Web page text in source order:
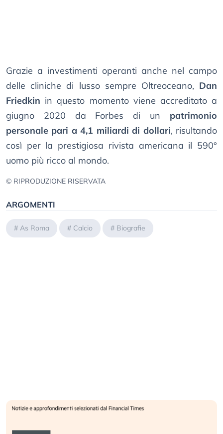
Grazie a investimenti operanti anche nel campo
delle cliniche di lusso sempre Oltreoceano, Dan
Friedkin in questo momento viene accreditato a
giugno 2020 da Forbes di un patrimonio
personale pari a 4,1 miliardi di dollari, risultando
così per la prestigiosa rivista americana il 590°
uomo più ricco al mondo.
© RIPRODUZIONE RISERVATA
ARGOMENTI
# As Roma # Calcio # Biografie